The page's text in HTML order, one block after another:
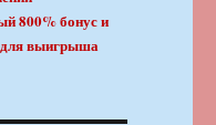
800% бонус и
для выигрыша